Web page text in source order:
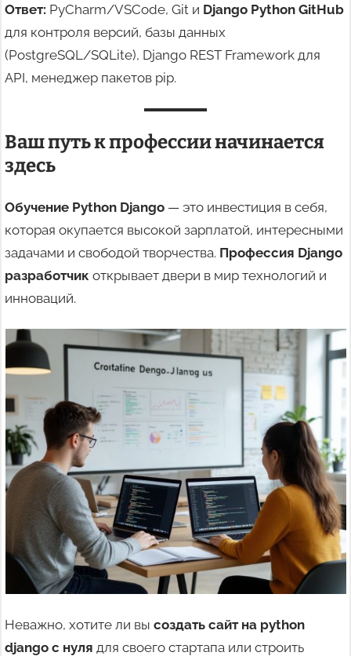
Ответ: PyCharm/VSCode, Git и Django Python GitHub
для контроля версий, базы данных
(PostgreSQL/SQLite), Django REST Framework для
API, менеджер пакетов pip.
Ваш путь к профессии начинается
здесь
Обучение Python Django — это инвестиция в себя,
которая окупается высокой зарплатой, интересными
задачами и свободой творчества. Профессия Django
разработчик открывает двери в мир технологий и
инноваций.
Неважно, хотите ли высоздать сайт на python
django с нуля для своего стартапа или строить